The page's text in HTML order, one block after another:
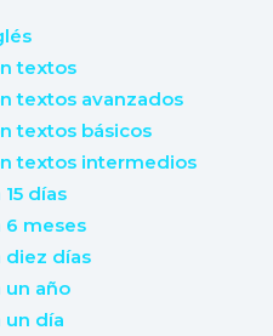
textos
textos avanzados
textos básicos
textos intermedios
días
meses
diez días
año
un día